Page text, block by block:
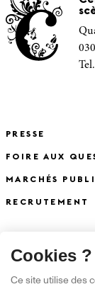
PRESSE
FOIRE AUX
MARCHÉS
RECRUTEMENT
Cookies ?
Ce site utilise des